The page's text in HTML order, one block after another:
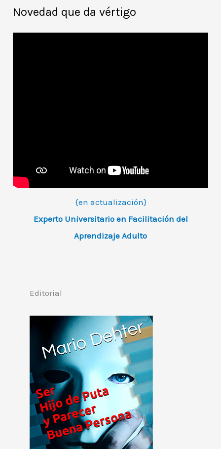
Novedad que da vértigo
{en actualización}
Experto Universitario en Facilitación del
Aprendizaje Adulto
Editorial